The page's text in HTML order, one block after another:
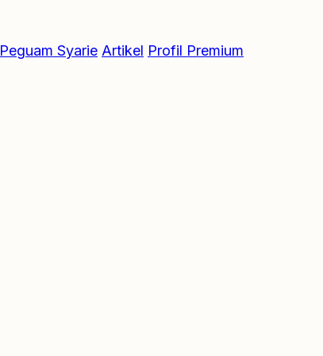
Peguam Syarie Artikel Profil Premium